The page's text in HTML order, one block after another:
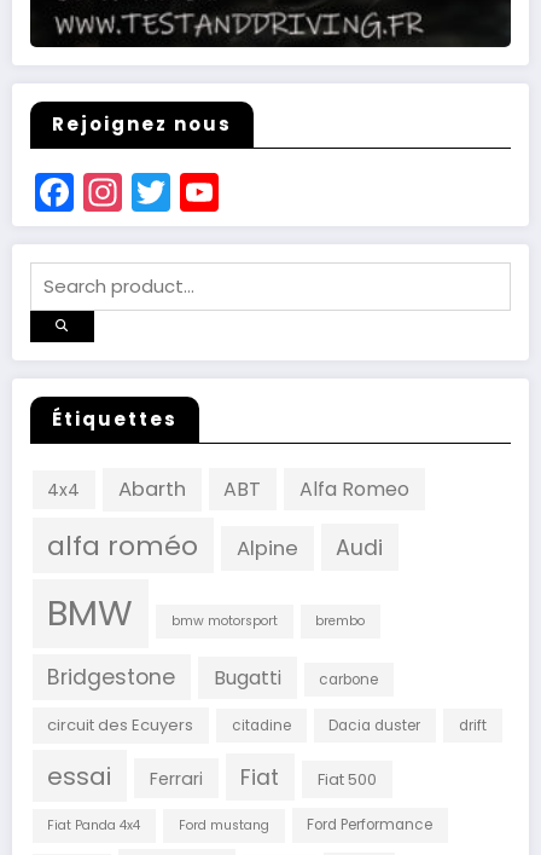
Rejoignez nous
Facebook
Instagram
Twitter
Channel
Étiquettes
4x4 Abarth ABT Alfa Romeo
alfa roméo Alpine Audi
BMW bmw motorsport brembo
Bridgestone Bugatti carbone
circuit des Ecuyers citadine Dacia duster drift
essai Ferrari Fiat Fiat 500
Fiat Panda 4x4 Ford mustang Ford Performance